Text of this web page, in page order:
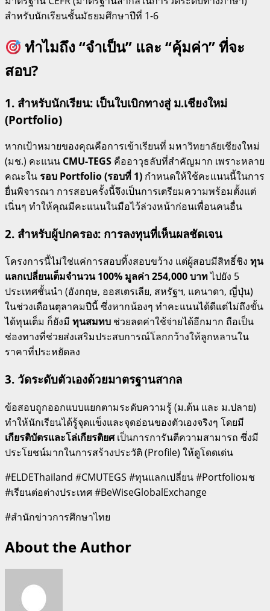
สำหรับนักเรียนชั้นมัธยมศึกษาปีที่ 1-6
ทำไมถึง “จำเป็น” และ “คุ้มค่า” ที่จะ
สอบ?
1. สำหรับนักเรียน: เป็นใบเบิกทางสู่ ม.เชียงใหม่
(Portfolio)
หากเป้าหมายของคุณคือการเข้าเรียนที่ มหาวิทยาลัยเชียงใหม่
(มช.) คะแนน CMU-TEGS คืออาวุธลับที่สำคัญมาก เพราะหลาย
คณะใน รอบ Portfolio (รอบที่ 1) กำหนดให้ใช้คะแนนนี้ในการ
ยื่นพิจารณา การสอบครั้งนี้จึงเป็นการเตรียมความพร้อมตั้งแต่
เนิ่นๆ ทำให้คุณมีคะแนนในมือไว้ล่วงหน้าก่อนเพื่อนคนอื่น
2. สำหรับผู้ปกครอง: การลงทุนที่เห็นผลชัดเจน
โครงการนี้ไม่ใช่แค่การสอบทิ้งสอบขว้าง แต่ผู้สอบมีสิทธิ์ชิง ทุน
แลกเปลี่ยนเต็มจำนวน 100% มูลค่า 254,000 บาทไปยัง 5
ประเทศชั้นนำ (อังกฤษ, ออสเตรเลีย, สหรัฐฯ, แคนาดา, ญี่ปุ่น)
ในช่วงเดือนตุลาคมปีนี้ ซึ่งหากน้องๆ ทำคะแนนได้ดีแต่ไม่ถึงขั้น
ได้ทุนเต็ม ก็ยังมี ทุนสมทบ ช่วยลดค่าใช้จ่ายได้อีกมาก ถือเป็น
ช่องทางที่ช่วยส่งเสริมประสบการณ์โลกกว้างให้ลูกหลานใน
ราคาที่ประหยัดลง
3. วัดระดับตัวเองด้วยมาตรฐานสากล
ข้อสอบถูกออกแบบแยกตามระดับความรู้ (ม.ต้น และ ม.ปลาย)
ทำให้นักเรียนได้รู้จุดแข็งและจุดอ่อนของตัวเองจริงๆ โดยมี
เกียรติบัตรและโล่เกียรติยศเป็นการการันตีความสามารถ ซึ่งมี
ประโยชน์มากในการสร้างประวัติ (Profile) ให้ดูโดดเด่น
#ELDEThailand #CMUTEGS #ทุนแลกเปลี่ยน #Portfolioมช
#เรียนต่อต่างประเทศ #BeWiseGlobalExchange
#สำนักข่าวการศึกษาไทย
About the Author